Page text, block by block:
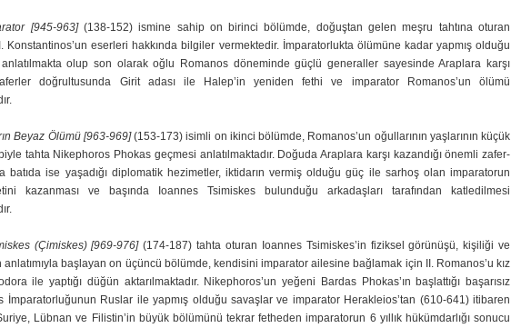
[945-963] (138-152) ismine sahip on birinci bölümde, do­ğuştan gelen meşru tahtına oturan
Konstantinos’un eserleri hak­kında bilgiler vermektedir. İmparatorlukta ölümüne kadar yapmış olduğu
olup son olarak oğlu Romanos döneminde güçlü ge­neraller sayesinde Araplara karşı
doğrultusunda Girit adası ile Halep’in yeniden fethi ve imparator Romanos’un ölümü
Beyaz Ölümü [963-969](153-173) isimli on ikinci bölümde, Romanos’un oğullarının yaşlarının küçük
tahta Nikephoros Pho­kas geçmesi anlatılmaktadır. Doğuda Araplara karşı kazandığı önemli zafer­
batıda ise yaşadığı diplomatik hezimetler, iktidarın vermiş olduğu güç ile sarhoş olan imparatorun
kazanması ve başında Ioannes Tsimiskes bulunduğu arkadaşları tarafından katledilmesi
(Çimiskes) [969-976](174-187) tahta oturan Ioannes Tsimiskes’in fiziksel görünüşü, kişiliği ve
anlatımıyla başlayan on üçüncü bölümde, kendisini imparator ailesine bağlamak için II. Romanos’u kız
ile yaptığı düğün aktarılmaktadır. Nikephoros’un yeğeni Bar­das Phokas’ın başlattığı başarısız
İmparatorluğunun Ruslar ile yapmış olduğu savaşlar ve imparator Herakleios’tan (610-641) itibaren
Lübnan ve Filistin’in büyük bölümünü tekrar fetheden imparato­run 6 yıllık hükümdarlığı sonucu